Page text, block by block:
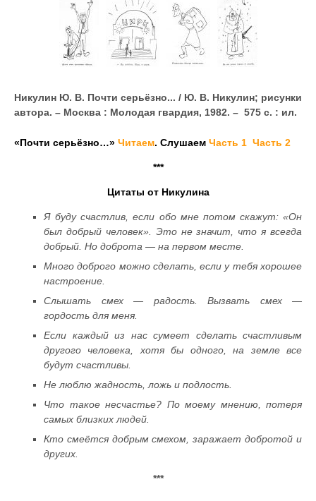
Никулин Ю. В. Почти серьёзно... / Ю. В. Никулин; рисунки
автора. – Москва : Молодая гвардия, 1982. – 575 с. : ил.
«Почти серьёзно…» Читаем. Слушаем Часть 1 Часть 2
***
Цитаты от Никулина
Я буду счастлив, если обо мне потом скажут: «Он
был добрый человек». Это не значит, что я всегда
добрый. Но доброта — на первом месте.
Много доброго можно сделать, если у тебя хорошее
настроение.
Слышать смех — радость. Вызвать смех —
гордость для меня.
Если каждый из нас сумеет сделать счастливым
другого человека, хотя бы одного, на земле все
будут счастливы.
Не люблю жадность, ложь и подлость.
Что такое несчастье? По моему мнению, потеря
самых близких людей.
Кто смеётся добрым смехом, заражает добротой и
других.
***